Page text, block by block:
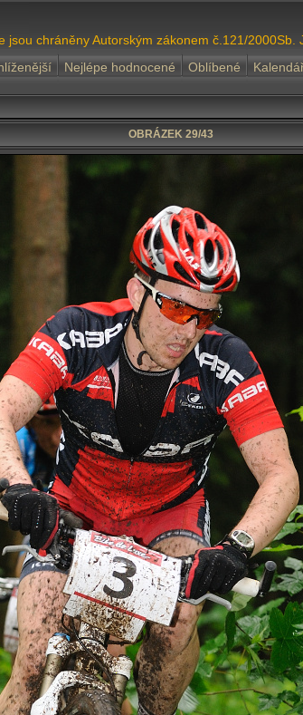
chráněny Autorským zákonem č.121/
Nejlépe hodnocené Oblíbené
OBRÁZEK 29/43